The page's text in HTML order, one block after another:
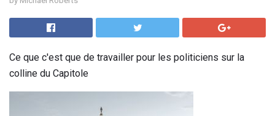
Ce que c'est que de travailler pour les politiciens sur la
colline du Capitole